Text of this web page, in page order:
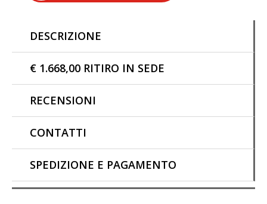
Automatik
Platin
DESCRIZIONE
€ 1.668,00 RITIRO IN SEDE
RECENSIONI
CONTATTI
SPEDIZIONE E PAGAMENTO